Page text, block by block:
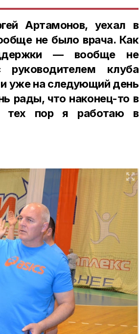
Артамонов, уехал в
не было врача. Как
— вообще не
клуба
уже на следующий день
рады, что наконец-то в
тех пор я работаю в